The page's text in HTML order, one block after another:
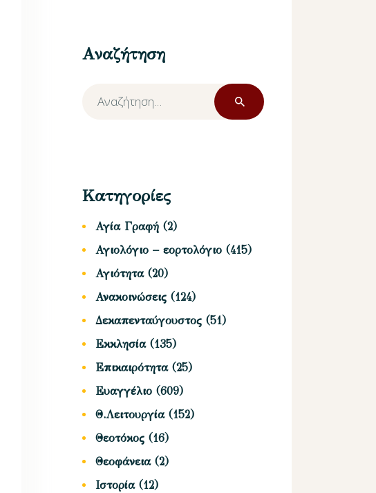
Αναζήτηση
Αναζήτηση
για:
Κατηγορίες
Αγία Γραφή (2)
Αγιολόγιο – εορτολόγιο (415)
Αγιότητα(20)
Ανακοινώσεις (124)
Δεκαπενταύγουστος (51)
Εκκλησία(135)
Επικαιρότητα(25)
Ευαγγέλιο (609)
Θ.Λειτουργία(152)
Θεοτόκος (16)
Θεοφάνεια(2)
Ιστορία(12)